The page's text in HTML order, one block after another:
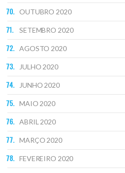
OUTUBRO 2020
SETEMBRO 2020
AGOSTO 2020
JULHO 2020
JUNHO 2020
MAIO 2020
ABRIL 2020
MARÇO 2020
FEVEREIRO 2020